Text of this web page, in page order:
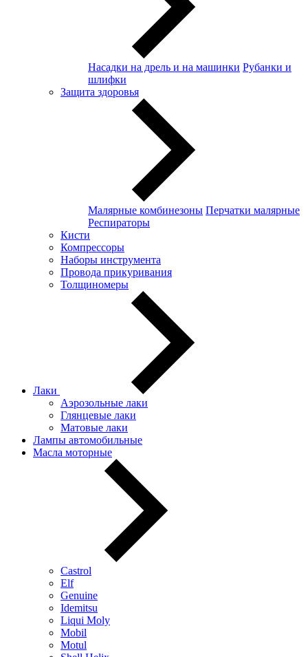
Насадки на дрель и на машинки Рубанки и
шлифки
Защита здоровья
Малярные комбинезоны Перчатки малярные
Респираторы
Кисти
Компрессоры
Наборы инструмента
Провода прикуривания
Толщиномеры
Лаки
Аэрозольные лаки
Глянцевые лаки
Матовые лаки
Лампы автомобильные
Масла моторные
Castrol
Elf
Genuine
Idemitsu
Liqui Moly
Mobil
Motul